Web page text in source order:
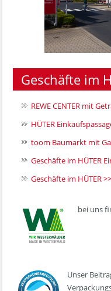
Geschäfte im
REWE CENTER mit
HÜTER
toom Baumarkt mit
Geschäfte im HÜTER
Geschäfte im HÜTER
bei uns
Unser